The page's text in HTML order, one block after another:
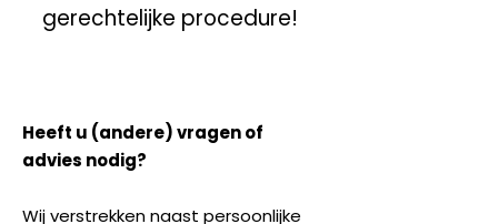
gerechtelijke procedure!
Heeft u (andere) vragen of
advies nodig?
Wij verstrekken naast persoonlijke